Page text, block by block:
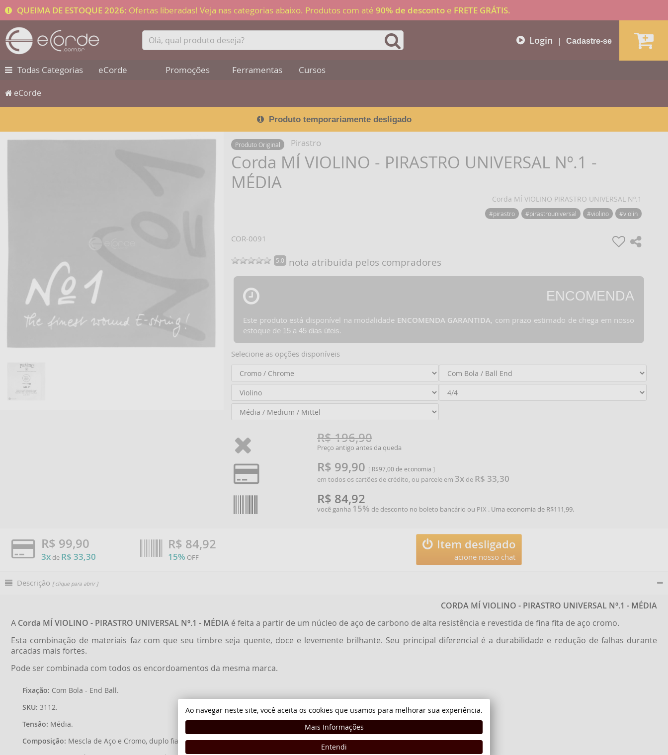
QUEIMA DE ESTOQUE 2026: Ofertas liberadas! Veja nas categorias abaixo. Produtos com até 90% de desconto e FRETE GRÁTIS.
Login | Cadastre-se
Todas Categorias eCorde Promoções Ferramentas Cursos
eCorde
Produto temporariamente desligado
Produto Original Pirastro
Corda MÍ VIOLINO - PIRASTRO UNIVERSAL Nº.1 -
MÉDIA
Corda MÍ VIOLINO PIRASTRO UNIVERSAL Nº.1
#pirastro #pirastrouniversal #violino #violin
COR-0091
5.0 nota atribuida pelos compradores
ENCOMENDA
Este produto está disponível na modalidade ENCOMENDA GARANTIDA, com prazo estimado de chega em nosso
estoque de 15 a 45 dias úteis.
Selecione as opções disponíveis
R$ 196,90
Preço antigo antes da queda
R$ 99,90 [ R$97,00 de economia ]
em todos os cartões de crédito, ou parcele em 3x de R$ 33,30
R$ 84,92
você ganha 15% de desconto no boleto bancário ou PIX . Uma economia de R$111,99.
R$ 99,90
3x de R$ 33,30
R$ 84,92
15% OFF
Item desligado
acione nosso chat
Descrição [ clique para abrir ]
CORDA MÍ VIOLINO - PIRASTRO UNIVERSAL Nº.1 - MÉDIA
A Corda MÍ VIOLINO - PIRASTRO UNIVERSAL Nº.1 - MÉDIA é feita a partir de um núcleo de aço de carbono de alta resistência e revestida de fina fita de aço cromo.
Esta combinação de materiais faz com que seu timbre seja quente, doce e levemente brilhante. Seu principal diferencial é a durabilidade e redução de falhas durante
arcadas mais fortes.
Pode ser combinada com todos os encordoamentos da mesma marca.
Fixação: Com Bola - End Ball.
SKU: 3112.
Tensão: Média.
Composição: Mescla de Aço e Cromo, duplo fiamento.
Ao navegar neste site, você aceita os cookies que usamos para melhorar sua experiência.
Mais Informações
Entendi